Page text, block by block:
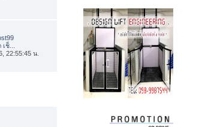
ช็...
22:55:45 น.